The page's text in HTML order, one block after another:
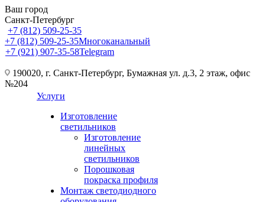
Ваш город
Санкт-Петербург
+7 (812) 509-25-35
+7 (812) 509-25-35Многоканальный
+7 (921) 907-35-58Telegram
190020, г. Санкт-Петербург, Бумажная ул. д.3, 2 этаж, офис
№204
Услуги
Изготовление
светильников
Изготовление
линейных
светильников
Порошковая
покраска профиля
Монтаж светодиодного